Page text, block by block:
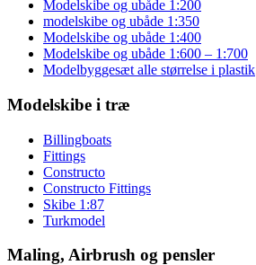
Modelskibe og ubåde 1:200
modelskibe og ubåde 1:350
Modelskibe og ubåde 1:400
Modelskibe og ubåde 1:600 – 1:700
Modelbyggesæt alle størrelse i plastik
Modelskibe i træ
Billingboats
Fittings
Constructo
Constructo Fittings
Skibe 1:87
Turkmodel
Maling, Airbrush og pensler